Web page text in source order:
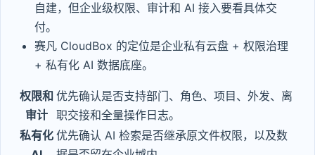
自建，但企业级权限、审计和 AI 接入要看具体交
付。
赛凡 CloudBox 的定位是企业私有云盘 + 权限治理
+ 私有化 AI 数据底座。
权限和
审计
优先确认是否支持部门、角色、项目、外发、离
职交接和全量操作日志。
私有化 优先确认 AI 检索是否继承原文件权限，以及数